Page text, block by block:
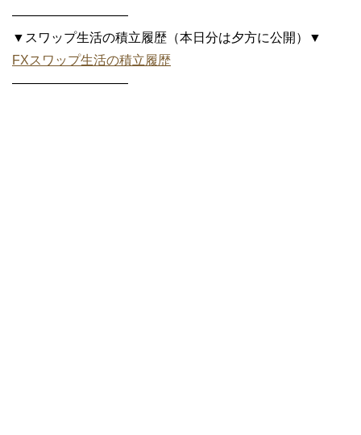
—————————
▼スワップ生活の積立履歴（本日分は夕方に公開）▼
FXスワップ生活の積立履歴
—————————